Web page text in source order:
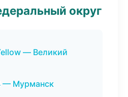
округ
— Великий
— Мурманск